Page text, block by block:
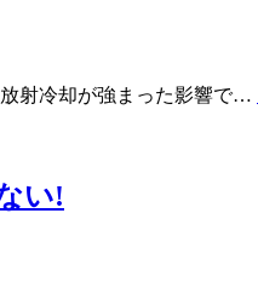
射冷却が強まった影響で…
い!